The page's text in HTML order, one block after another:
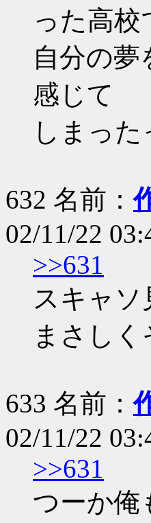
った高校
自分の
感じて
しまっ
632 名前：
02/11/22
>>631
スキャソ
まさし
633 名前：
02/11/22
>>631
つーか俺